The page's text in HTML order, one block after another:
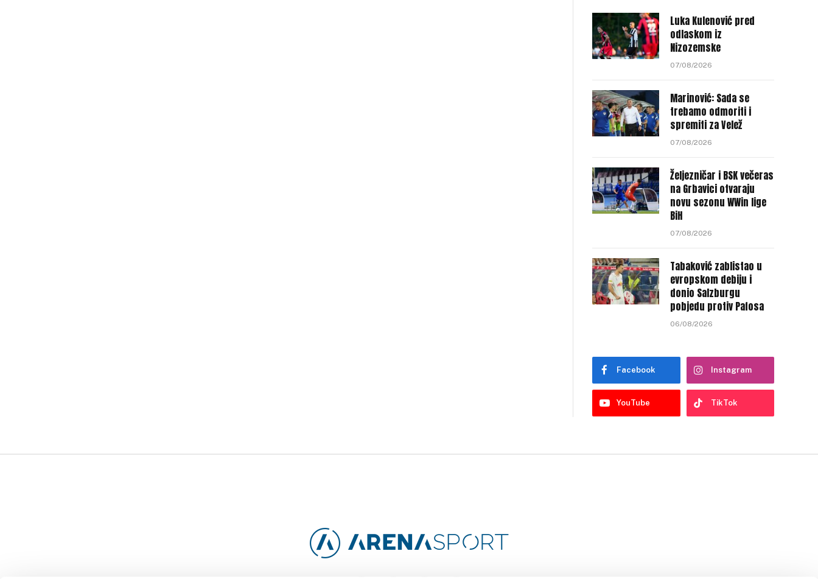
Luka Kulenović pred
odlaskom iz
Nizozemske
07/08/2026
Marinović: Sada se
trebamo odmoriti i
spremiti za Velež
07/08/2026
Željezničar i BSK večeras
na Grbavici otvaraju
novu sezonu WWin lige
BiH
07/08/2026
Tabaković zablistao u
evropskom debiju i
donio Salzburgu
pobjedu protiv Pafosa
06/08/2026
Facebook Instagram
YouTube TikTok